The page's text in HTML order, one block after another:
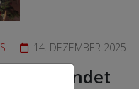
14. DEZEMBER 2025
angezündet